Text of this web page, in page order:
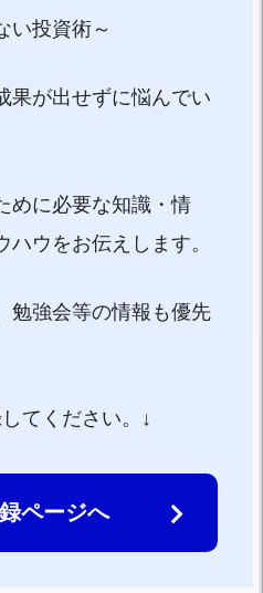
い投資術～
果が出せずに悩んでい
めに必要な知識・情
ウをお伝えします。
勉強会等の情報も優先
てください。↓
ページへ